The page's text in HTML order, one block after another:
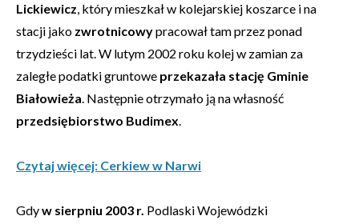
Lickiewicz, który mieszkał w kolejarskiej koszarce i na
stacji jako zwrotnicowypracował tam przez ponad
trzydzieści lat. W lutym 2002 roku kolej w zamian za
zaległe podatki gruntowe przekazała stację Gminie
Białowieża. Następnie otrzymało ją na własność
przedsiębiorstwo Budimex.
Czytaj więcej: Cerkiew w Narwi
Gdyw sierpniu 2003 r. Podlaski Wojewódzki